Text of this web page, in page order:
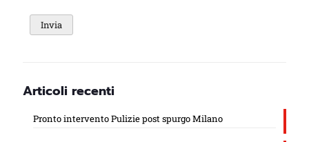
Articoli recenti
Pronto intervento Pulizie post spurgo Milano